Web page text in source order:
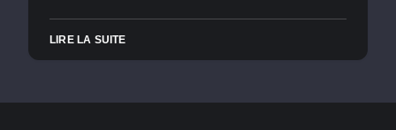
LIRE LA SUITE